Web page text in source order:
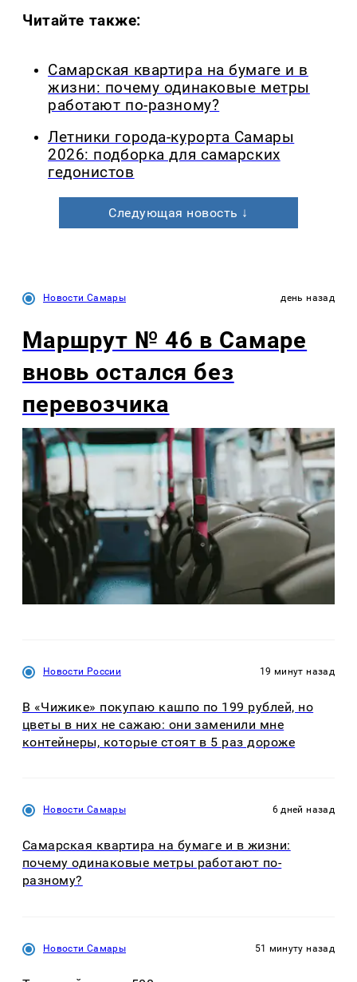
Читайте также:
Самарская квартира на бумаге и в
жизни: почему одинаковые метры
работают по-разному?
Летники города-курорта Самары
2026: подборка для самарских
гедонистов
Следующая новость ↓
Новости Самары день назад
Маршрут № 46 в Самаре
вновь остался без
перевозчика
Новости России 19 минут назад
В «Чижике» покупаю кашпо по 199 рублей, но
цветы в них не сажаю: они заменили мне
контейнеры, которые стоят в 5 раз дороже
Новости Самары 6 дней назад
Самарская квартира на бумаге и в жизни:
почему одинаковые метры работают по-
разному?
Новости Самары 51 минуту назад